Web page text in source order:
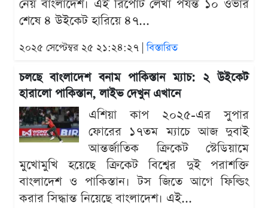
নেয় বাংলাদেশ। এই রিপোর্ট লেখা পর্যন্ত ১০ ওভার
শেষে ৪ উইকেট হারিয়ে ৪৭...
২০২৫ সেপ্টেম্বর ২৫ ২১:২৪:২৭ |বিস্তারিত
চলছে বাংলাদেশ বনাম পাকিস্তান ম্যাচ: ২ উইকেট
হারালো পাকিস্তান, লাইভ দেখুন এখানে
এশিয়া কাপ ২০২৫-এর সুপার
ফোরের ১৭তম ম্যাচে আজ দুবাই
আন্তর্জাতিক ক্রিকেট স্টেডিয়ামে
মুখোমুখি হয়েছে ক্রিকেট বিশ্বের দুই পরাশক্তি
বাংলাদেশ ও পাকিস্তান। টস জিতে আগে ফিল্ডিং
করার সিদ্ধান্ত নিয়েছে বাংলাদেশ। এই...